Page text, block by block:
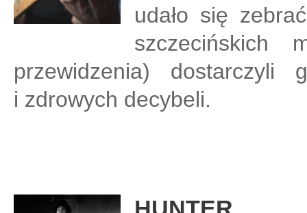
udało się
szczecińskich
przewidzenia) dostarczyli
i zdrowych decybeli.